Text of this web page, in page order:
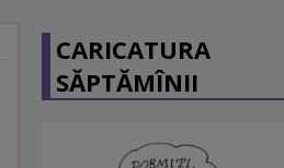
CARICATURA
SĂPTĂMÎNII